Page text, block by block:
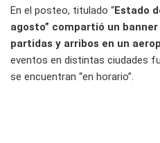
En el posteo, titulado “Estado
agosto” compartió un
partidas y arribos en un
eventos en distintas ciudades
se encuentran “en horario”.